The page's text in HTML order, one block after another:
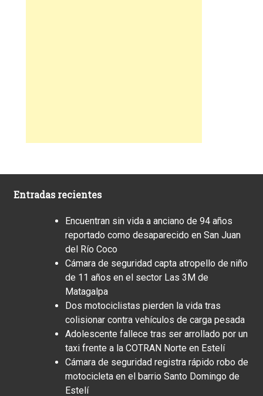
Entradas recientes
Encuentran sin vida a anciano de 94 años
reportado como desaparecido en San Juan
del Río Coco
Cámara de seguridad capta atropello de niño
de 11 años en el sector Las 3M de
Matagalpa
Dos motociclistas pierden la vida tras
colisionar contra vehículos de carga pesada
Adolescente fallece tras ser arrollado por un
taxi frente a la COTRAN Norte en Estelí
Cámara de seguridad registra rápido robo de
motocicleta en el barrio Santo Domingo de
Estelí